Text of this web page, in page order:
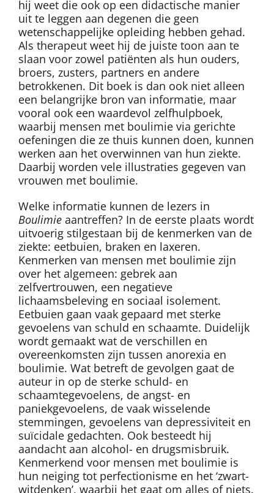
hij weet die ook op een didactische manier
uit te leggen aan degenen die geen
wetenschappelijke opleiding hebben gehad.
Als therapeut weet hij de juiste toon aan te
slaan voor zowel patiënten als hun ouders,
broers, zusters, partners en andere
betrokkenen. Dit boek is dan ook niet alleen
een belangrijke bron van informatie, maar
vooral ook een waardevol zelfhulpboek,
waarbij mensen met boulimie via gerichte
oefeningen die ze thuis kunnen doen, kunnen
werken aan het overwinnen van hun ziekte.
Daarbij worden vele illustraties gegeven van
vrouwen met boulimie.
Welke informatie kunnen de lezers in
Boulimie aantreffen? In de eerste plaats wordt
uitvoerig stilgestaan bij de kenmerken van de
ziekte: eetbuien, braken en laxeren.
Kenmerken van mensen met boulimie zijn
over het algemeen: gebrek aan
zelfvertrouwen, een negatieve
lichaamsbeleving en sociaal isolement.
Eetbuien gaan vaak gepaard met sterke
gevoelens van schuld en schaamte. Duidelijk
wordt gemaakt wat de verschillen en
overeenkomsten zijn tussen anorexia en
boulimie. Wat betreft de gevolgen gaat de
auteur in op de sterke schuld- en
schaamtegevoelens, de angst- en
paniekgevoelens, de vaak wisselende
stemmingen, gevoelens van depressiviteit en
suïcidale gedachten. Ook besteedt hij
aandacht aan alcohol- en drugsmisbruik.
Kenmerkend voor mensen met boulimie is
hun neiging tot perfectionisme en het ‘zwart-
witdenken’, waarbij het gaat om alles of niets.